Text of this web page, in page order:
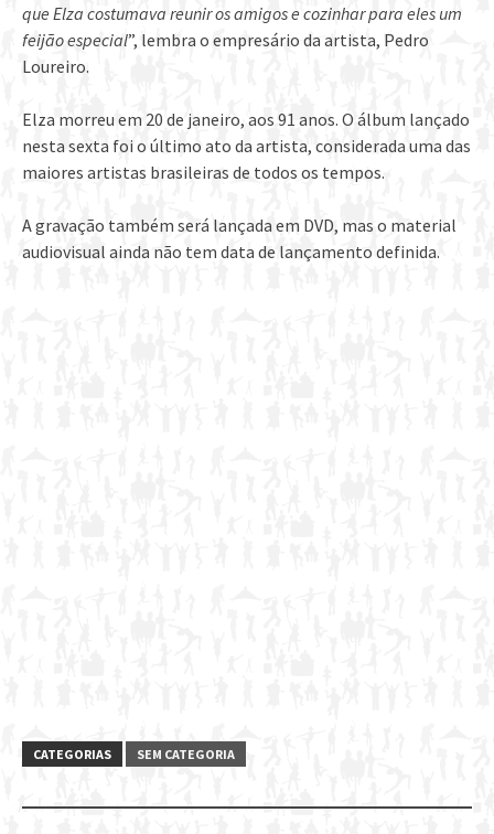
que Elza costumava reunir os amigos e cozinhar para eles um
feijão especial”, lembra o empresário da artista, Pedro
Loureiro.
Elza morreu em 20 de janeiro, aos 91 anos. O álbum lançado
nesta sexta foi o último ato da artista, considerada uma das
maiores artistas brasileiras de todos os tempos.
A gravação também será lançada em DVD, mas o material
audiovisual ainda não tem data de lançamento definida.
CATEGORIAS SEM CATEGORIA